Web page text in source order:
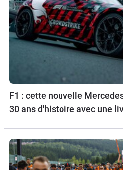
F1 : cette nouvelle
30 ans d'histoire avec une